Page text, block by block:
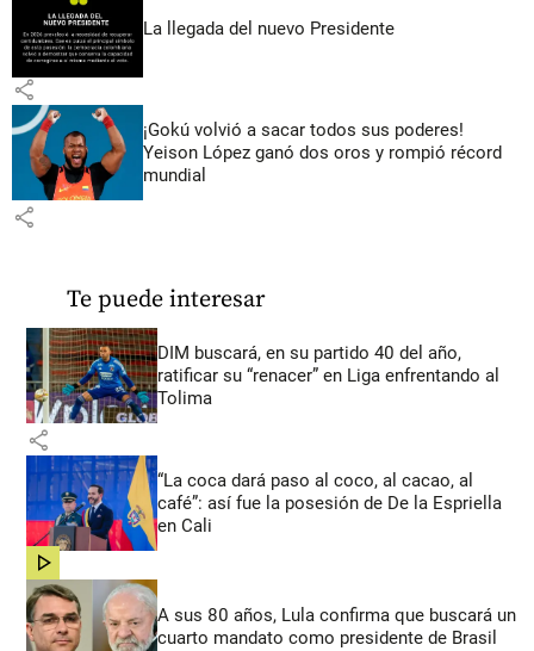
La llegada del nuevo Presidente
share
¡Gokú volvió a sacar todos sus poderes!
Yeison López ganó dos oros y rompió récord
mundial
share
Te puede interesar
DIM buscará, en su partido 40 del año,
ratificar su “renacer” en Liga enfrentando al
Tolima
share
“La coca dará paso al coco, al cacao, al
café”: así fue la posesión de De la Espriella
en Cali
share
A sus 80 años, Lula confirma que buscará un
cuarto mandato como presidente de Brasil